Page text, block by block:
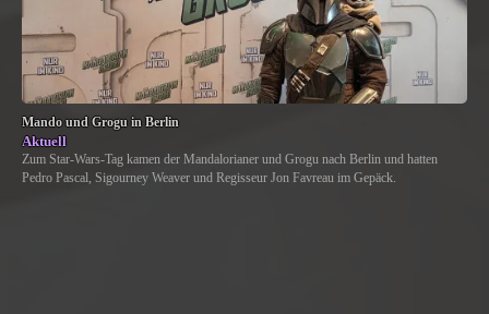
Mando und Grogu in Berlin
Aktuell
Zum Star-Wars-Tag kamen der Mandalorianer und Grogu nach Berlin und hatten
Pedro Pascal, Sigourney Weaver und Regisseur Jon Favreau im Gepäck.